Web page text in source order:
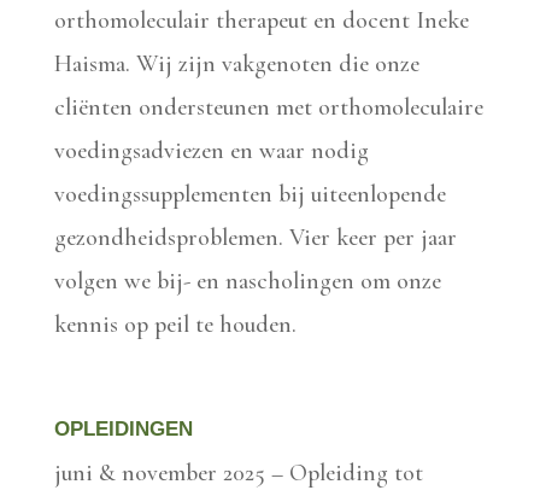
orthomoleculair therapeut en docent Ineke
Haisma. Wij zijn vakgenoten die onze
cliënten ondersteunen met orthomoleculaire
voedingsadviezen en waar nodig
voedingssupplementen bij uiteenlopende
gezondheidsproblemen. Vier keer per jaar
volgen we bij- en nascholingen om onze
kennis op peil te houden.
OPLEIDINGEN
juni & november 2025 – Opleiding tot